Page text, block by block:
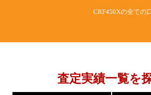
CRF450Xの全ての
査定実績一覧を